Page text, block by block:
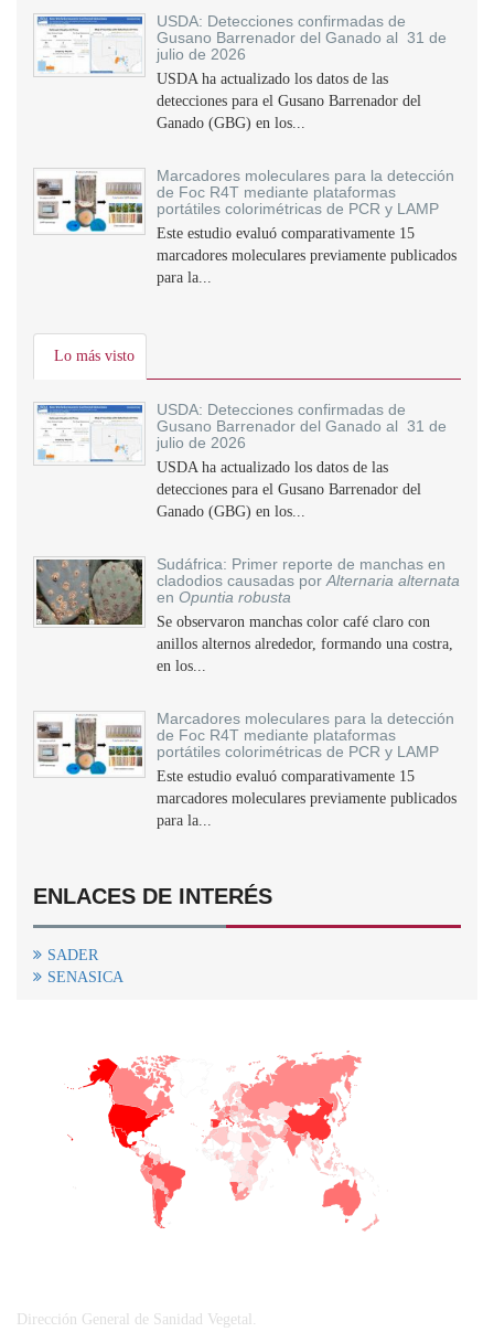
USDA: Detecciones confirmadas de
Gusano Barrenador del Ganado al 31 de
julio de 2026
USDA ha actualizado los datos de las
detecciones para el Gusano Barrenador del
Ganado (GBG) en los...
Marcadores moleculares para la detección
de Foc R4T mediante plataformas
portátiles colorimétricas de PCR y LAMP
Este estudio evaluó comparativamente 15
marcadores moleculares previamente publicados
para la...
Lo más visto
USDA: Detecciones confirmadas de
Gusano Barrenador del Ganado al 31 de
julio de 2026
USDA ha actualizado los datos de las
detecciones para el Gusano Barrenador del
Ganado (GBG) en los...
Sudáfrica: Primer reporte de manchas en
cladodios causadas por Alternaria alternata
en Opuntia robusta
Se observaron manchas color café claro con
anillos alternos alrededor, formando una costra,
en los...
Marcadores moleculares para la detección
de Foc R4T mediante plataformas
portátiles colorimétricas de PCR y LAMP
Este estudio evaluó comparativamente 15
marcadores moleculares previamente publicados
para la...
ENLACES DE INTERÉS
SADER
SENASICA
Dirección General de Sanidad Vegetal.